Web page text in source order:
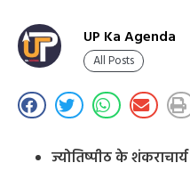
UP Ka Agenda
All Posts
ज्योतिष्पीठ के